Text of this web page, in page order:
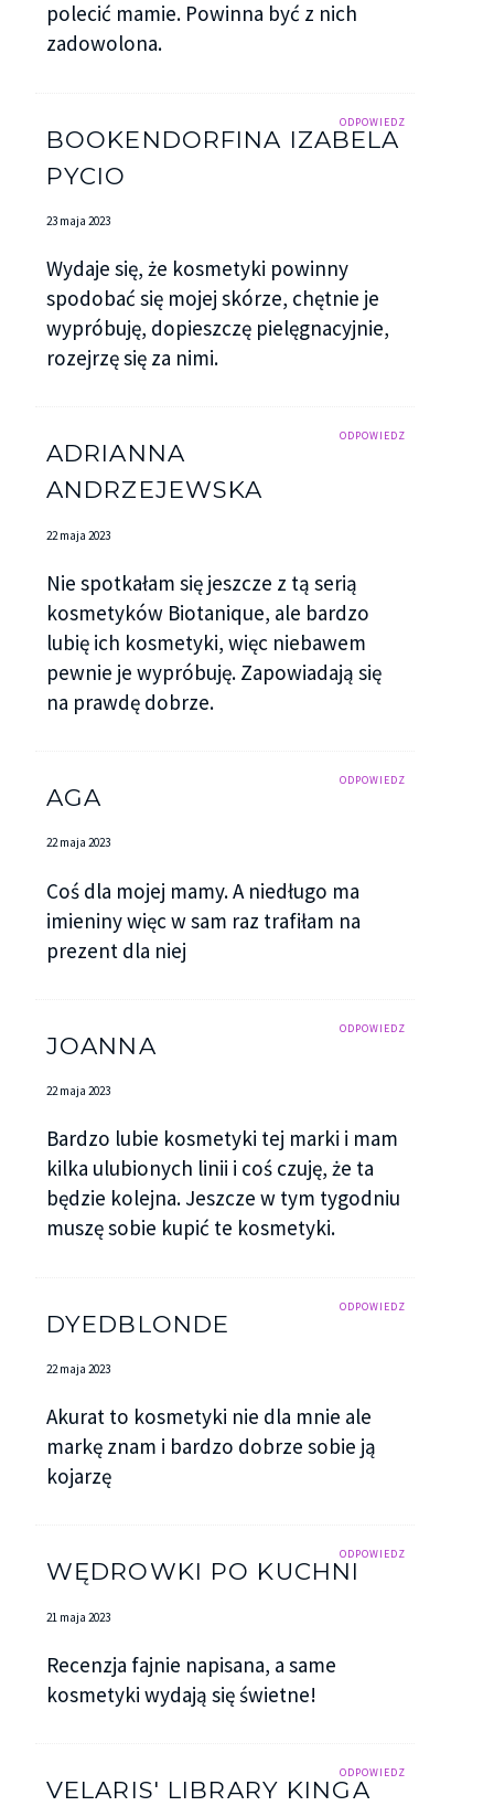
polecić mamie. Powinna być z nich
zadowolona.
ODPOWIEDZ
BOOKENDORFINA IZABELA
PYCIO
23 maja 2023
Wydaje się, że kosmetyki powinny
spodobać się mojej skórze, chętnie je
wypróbuję, dopieszczę pielęgnacyjnie,
rozejrzę się za nimi.
ODPOWIEDZ
ADRIANNA
ANDRZEJEWSKA
22 maja 2023
Nie spotkałam się jeszcze z tą serią
kosmetyków Biotanique, ale bardzo
lubię ich kosmetyki, więc niebawem
pewnie je wypróbuję. Zapowiadają się
na prawdę dobrze.
ODPOWIEDZ
AGA
22 maja 2023
Coś dla mojej mamy. A niedługo ma
imieniny więc w sam raz trafiłam na
prezent dla niej
ODPOWIEDZ
JOANNA
22 maja 2023
Bardzo lubie kosmetyki tej marki i mam
kilka ulubionych linii i coś czuję, że ta
będzie kolejna. Jeszcze w tym tygodniu
muszę sobie kupić te kosmetyki.
ODPOWIEDZ
DYEDBLONDE
22 maja 2023
Akurat to kosmetyki nie dla mnie ale
markę znam i bardzo dobrze sobie ją
kojarzę
ODPOWIEDZ
WĘDROWKI PO KUCHNI
21 maja 2023
Recenzja fajnie napisana, a same
kosmetyki wydają się świetne!
ODPOWIEDZ
VELARIS' LIBRARY KINGA